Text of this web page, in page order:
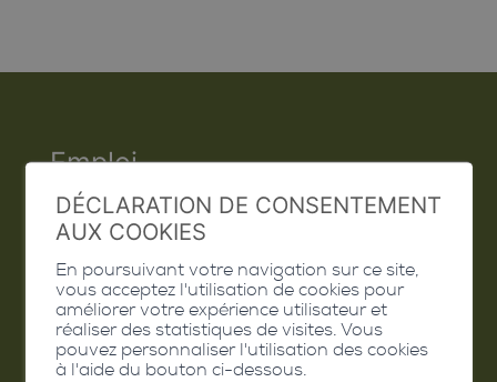
Emploi
Contact
Extranet
Valais Excellence
DÉCLARATION DE CONSENTEMENT
AUX COOKIES
En poursuivant votre navigation sur ce site,
vous acceptez l'utilisation de cookies pour
améliorer votre expérience utilisateur et
réaliser des statistiques de visites. Vous
pouvez personnaliser l'utilisation des cookies
à l'aide du bouton ci-dessous.